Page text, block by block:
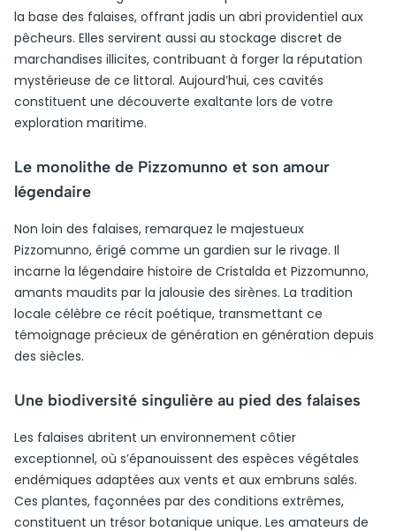
la base des falaises, offrant jadis un abri providentiel aux
pêcheurs. Elles servirent aussi au stockage discret de
marchandises illicites, contribuant à forger la réputation
mystérieuse de ce littoral. Aujourd’hui, ces cavités
constituent une découverte exaltante lors de votre
exploration maritime.
Le monolithe de Pizzomunno et son amour
légendaire
Non loin des falaises, remarquez le majestueux
Pizzomunno, érigé comme un gardien sur le rivage. Il
incarne la légendaire histoire de Cristalda et Pizzomunno,
amants maudits par la jalousie des sirènes. La tradition
locale célèbre ce récit poétique, transmettant ce
témoignage précieux de génération en génération depuis
des siècles.
Une biodiversité singulière au pied des falaises
Les falaises abritent un environnement côtier
exceptionnel, où s’épanouissent des espèces végétales
endémiques adaptées aux vents et aux embruns salés.
Ces plantes, façonnées par des conditions extrêmes,
constituent un trésor botanique unique. Les amateurs de